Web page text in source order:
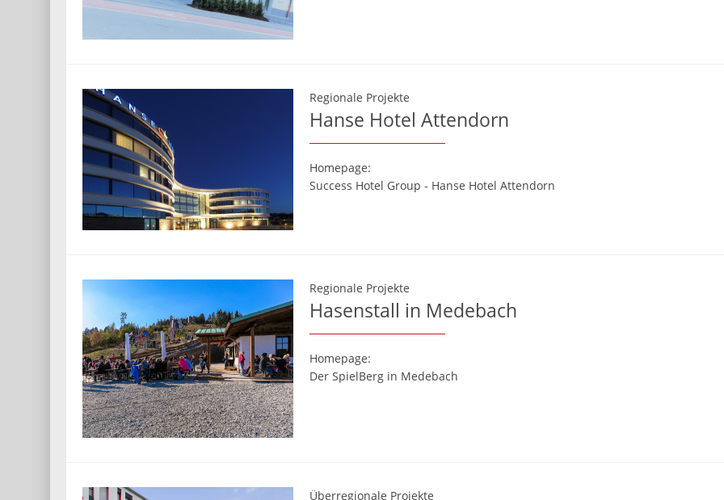
Regionale Projekte
Hanse Hotel Attendorn
Homepage:
Success Hotel Group - Hanse Hotel Attendorn
Regionale Projekte
Hasenstall in Medebach
Homepage:
Der SpielBerg in Medebach
Überregionale Projekte